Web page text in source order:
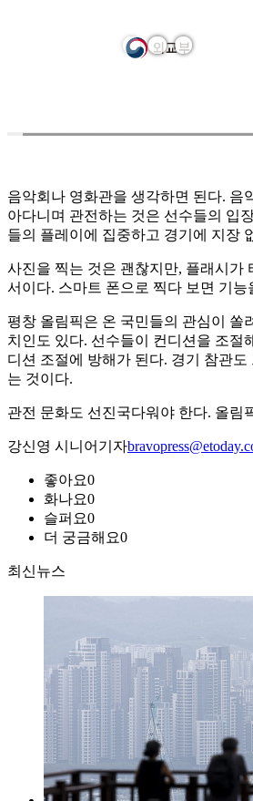
음악회나 영화관을 생각하면 된다. 음
아다니며 관전하는 것은 선수들의 입
들의 플레이에 집중하고 경기에 지장
사진을 찍는 것은 괜찮지만, 플래시가
서이다. 스마트 폰으로 찍다 보면 기
평창 올림픽은 온 국민들의 관심이 쏠
치인도 있다. 선수들이 컨디션을 조절
디션 조절에 방해가 된다. 경기 참관
는 것이다.
관전 문화도 선진국다워야 한다. 올림
강신영 시니어기자
좋아요0
화나요0
슬퍼요0
더 궁금해요0
최신뉴스